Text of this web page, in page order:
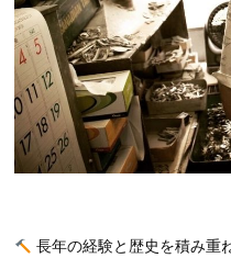
長年の経験と歴史を積み重